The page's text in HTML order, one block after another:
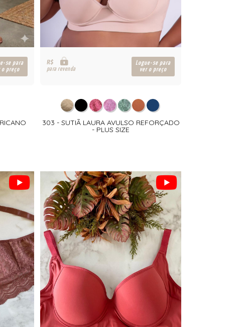
se para
o preço
R$
para revenda
Logue-se para
ver o preço
303 - SUTIÃ LAURA AVULSO REFORÇADO
- PLUS SIZE